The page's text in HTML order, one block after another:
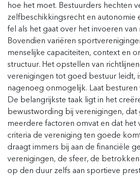
hoe het moet. Bestuurders hechten
zelfbeschikkingsrecht en autonomie
fel als het gaat over het invoeren van
Bovendien variëren
menselijke capaciteiten, context en
structuur. Het opstellen van
verenigingen tot goed bestuur leidt,
nagenoeg onmogelijk. Laat
De belangrijkste taak ligt in het
bewustwording bij verenigingen,
meerdere factoren omvat en dat het
criteria de vereniging ten goede
draagt immers bij aan de financiële
verenigingen, de sfeer, de
op den duur zelfs aan sportieve